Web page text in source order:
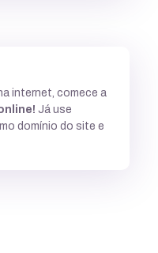
internet, comece a
Já use
domínio do site e